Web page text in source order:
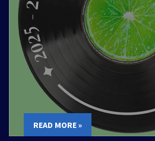
READ MORE »